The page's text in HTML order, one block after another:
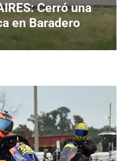
Cerró una
en Baradero